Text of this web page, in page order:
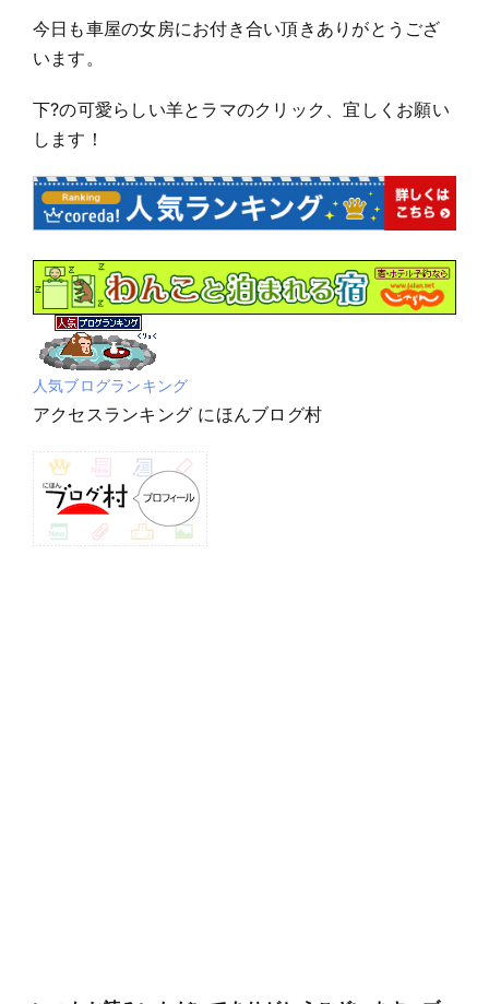
今日も車屋の女房にお付き合い頂きありがとうござ
います。
下?の可愛らしい羊とラマのクリック、宜しくお願い
します！
人気ブログランキング
アクセスランキング にほんブログ村